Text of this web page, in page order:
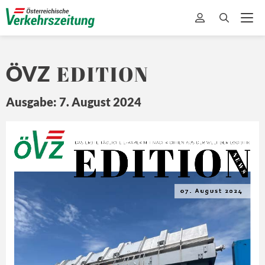
ÖVZ EDITION
Ausgabe: 7. August 2024
Z
Ö
07. August 2024
EDITION
DA S ERSTE TÄ GLICHE E-PAPER MIT NACHRICHTEN A US DER WEL T DER LOGISTIK
N E
W S